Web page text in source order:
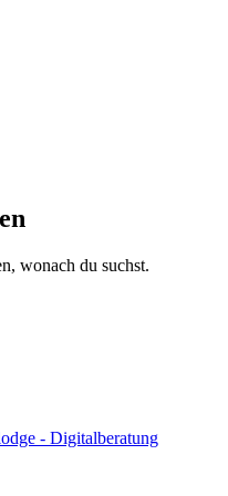
wonach du suchst.
- Digitalberatung